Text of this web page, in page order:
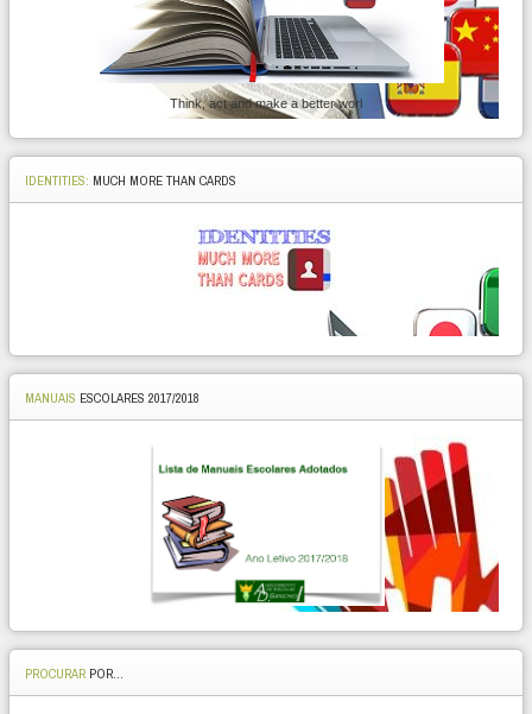
Think, act and make a better worl
IDENTITIES: MUCH MORE THAN CARDS
MANUAIS ESCOLARES 2017/2018
PROCURAR POR...